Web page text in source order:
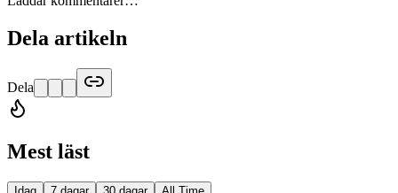
Dela artikeln
Dela
Mest läst